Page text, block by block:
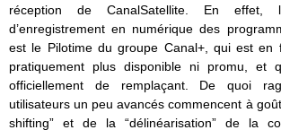
réception de CanalSatellite. En effet,
d’enregistrement en numérique des
est le Pilotime du groupe Canal+, qui est en
pratiquement plus disponible ni promu, et
officiellement de remplaçant. De quoi
utilisateurs un peu avancés commencent à
shifting” et de la “délinéarisation” de la